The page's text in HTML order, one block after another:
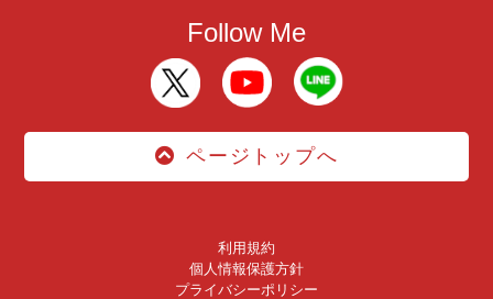
Follow Me
ページトップへ
利用規約
個人情報保護方針
プライバシーポリシー